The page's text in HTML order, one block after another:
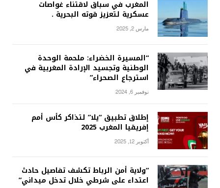
المغرب في سباق لاقتناء غواصات
عسكرية لتعزيز قوته البحرية .
مارس 2, 2025
“المسيرة الخضراء: ملحمة الوحدة
الوطنية وتجسيد الإرادة المغربية في
استرجاع الصحراء”
نوفمبر 6, 2024
إطلاق تطبيق “يلا” لتذاكر كأس أمم
إفريقيا المغرب 2025
أكتوبر 12, 2025
“ولاية أمن الرباط تكشف تفاصيل حادث
اعتداء على شرطي خلال تدخل ميداني”